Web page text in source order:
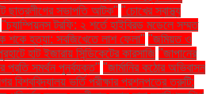
ছাত্রলীগের সভাপতি আটক" "চোখের স্বাস্থ্য
"চ্যাম্পিয়নস ট্রফি: ২ শর্তে হাইব্রিড মডেলে সম্মত
শকে হত্যা: সবজিখেতে লাশ ফেলা" "জমিয়ত ও
হাট ইজারায় সিন্ডিকেটের কারসাজি "জাপানের
প্রতি সমর্থন পুনর্ব্যক্ত" "জার্মানির কঠোর অভিবাসন
বিশ্ববিদ্যালয় ভর্তি পরীক্ষার প্রশ্নপত্রে ত্রুটি: